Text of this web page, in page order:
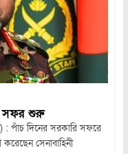
সফর শুরু
: পাঁচ দিনের সরকারি সফরে
সেনাবাহিনী